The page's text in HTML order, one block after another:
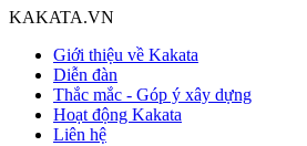
KAKATA.VN
Giới thiệu về Kakata
Diễn đàn
Thắc mắc - Góp ý xây dựng
Hoạt động Kakata
Liên hệ